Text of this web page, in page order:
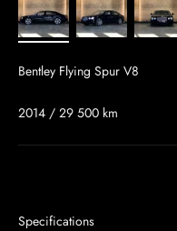
Bentley Flying Spur V8
2014 / 29 500 km
Specifications